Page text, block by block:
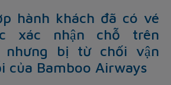
hành khách đã có vé
xác nhận chỗ trên
nhưng bị từ chối vận
của Bamboo Airways